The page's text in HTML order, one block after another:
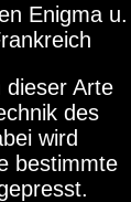
Enigma u.
dieser Arte
des
wird
bestimmte